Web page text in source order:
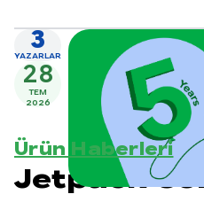
3
YAZARLAR
28
TEM
2026
Ürün Haberleri
Jetpack